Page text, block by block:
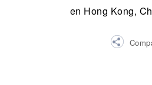
en Hong Kong,